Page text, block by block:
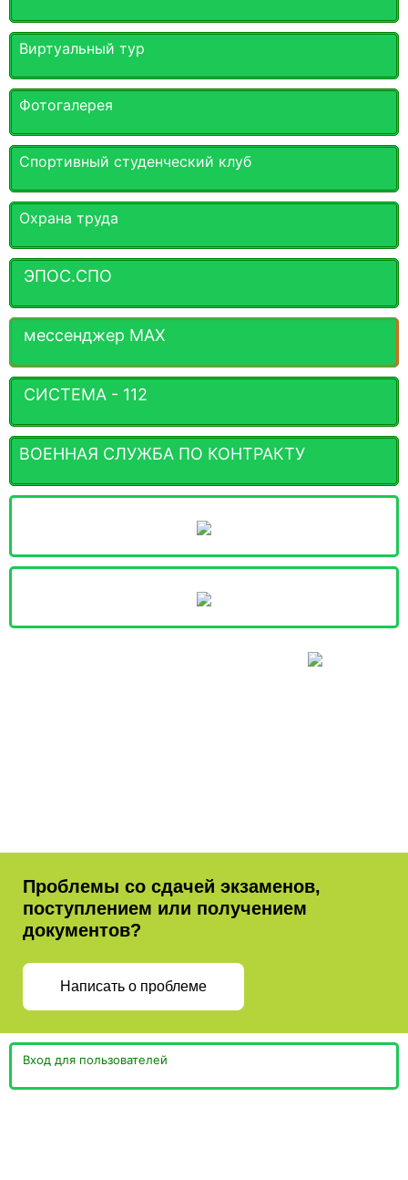
Виртуальный тур
Фотогалерея
Спортивный студенческий клуб
Охрана труда
ЭПОС.СПО
мессенджер MАХ
СИСТЕМА - 112
ВОЕННАЯ СЛУЖБА ПО КОНТРАКТУ
Проблемы со сдачей экзаменов,
поступлением или получением
документов?
Написать о проблеме
Вход для пользователей